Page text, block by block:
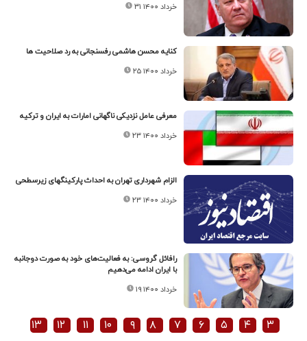
۳۱ خرداد ۱۴۰۰
کنایه محسن هاشمی رفسنجانی به رد صلاحیت ها
۲۵ خرداد ۱۴۰۰
معرفی عامل نزدیکی ناگهانی امارات به ایران و ترکیه
۲۳ خرداد ۱۴۰۰
الزام شهرداری تهران به احداث پارکینگ‎های زیرسطحی
۲۳ خرداد ۱۴۰۰
رافائل گروسی: به فعالیت‌های خود به صورت دوجانبه
با ایران ادامه می‌دهیم
۱۹ خرداد ۱۴۰۰
۳ ۴ ۵ ۶ ۷ ۸ ۹ ۱۰ ۱۱ ۱۲ ۱۳